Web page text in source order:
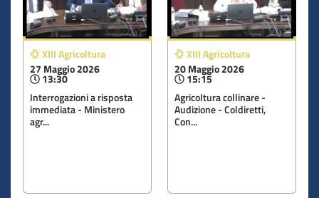
XIII Agricoltura
27 Maggio 2026
13:30
Interrogazioni a risposta
immediata - Ministero
agr...
XIII Agricoltura
20 Maggio 2026
15:15
Agricoltura collinare -
Audizione - Coldiretti,
Con...